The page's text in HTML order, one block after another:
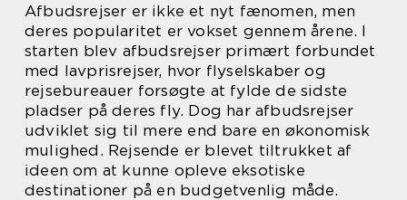
Afbudsrejser er ikke et nyt fænomen, men
deres popularitet er vokset gennem årene. I
starten blev afbudsrejser primært forbundet
med lavprisrejser, hvor flyselskaber og
rejsebureauer forsøgte at fylde de sidste
pladser på deres fly. Dog har afbudsrejser
udviklet sig til mere end bare en økonomisk
mulighed. Rejsende er blevet tiltrukket af
ideen om at kunne opleve eksotiske
destinationer på en budgetvenlig måde.